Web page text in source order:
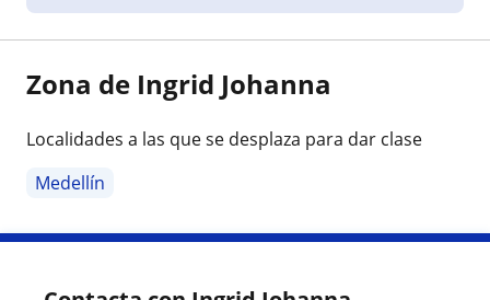
Zona de Ingrid Johanna
Localidades a las que se desplaza para dar clase
Medellín